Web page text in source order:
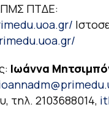
ΠΤΔΕ:
Ιωάννα
τηλ. 2103688014,